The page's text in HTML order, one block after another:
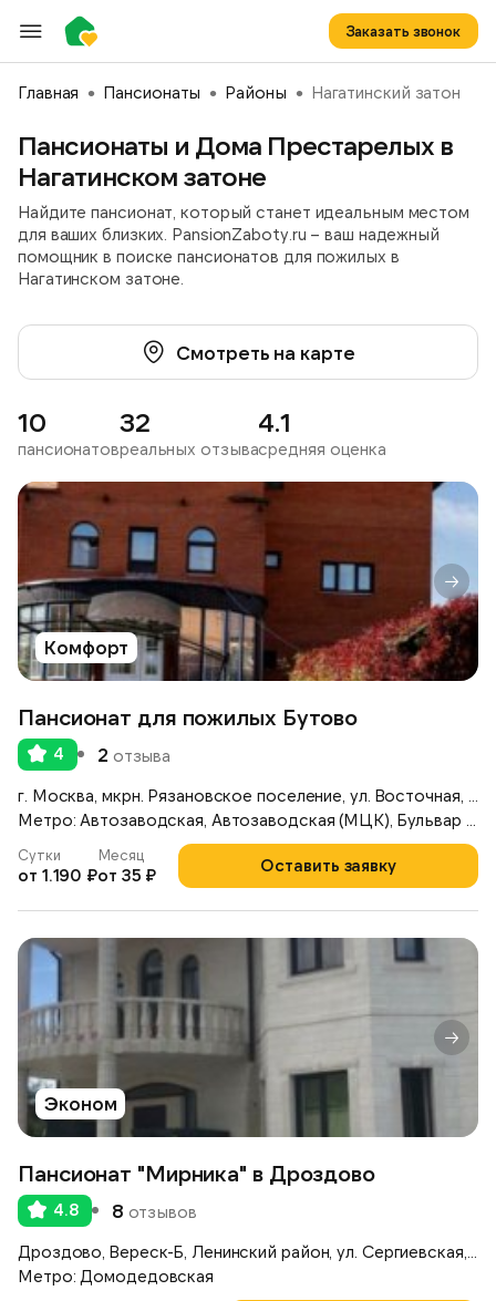
Заказать звонок
Главная Пансионаты Районы Нагатинский затон
Пансионаты и Дома Престарелых в
Нагатинском затоне
Найдите пансионат, который станет идеальным местом
для ваших близких. PansionZaboty.ru – ваш надежный
помощник в поиске пансионатов для пожилых в
Нагатинском затоне.
Смотреть на карте
10
пансионатов
32
реальных отзыва
4.1
средняя оценка
Комфорт
Пансионат для пожилых Бутово
4 2 отзыва
Оставить заявку
Сутки
от 1.190 ₽
Месяц
от 35 ₽
Эконом
Пансионат "Мирника" в Дроздово
4.8 8 отзывов
Метро: Домодедовская